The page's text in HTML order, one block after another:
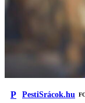
P PestiSrácok.hu